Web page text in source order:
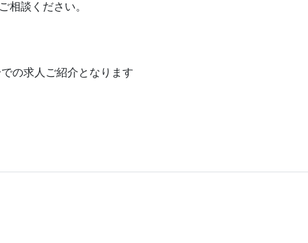
相談ください。
の求人ご紹介となります